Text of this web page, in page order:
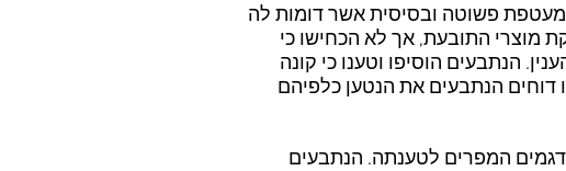
מעטפת פשוטה ובסיסית אשר דומות לה
מוצרי התובעת, אך לא הכחישו כי
הנתבעים הוסיפו וטענו כי קונה
הנתבעים את הנטען כלפיהם
המפרים לטענתה. הנתבעים